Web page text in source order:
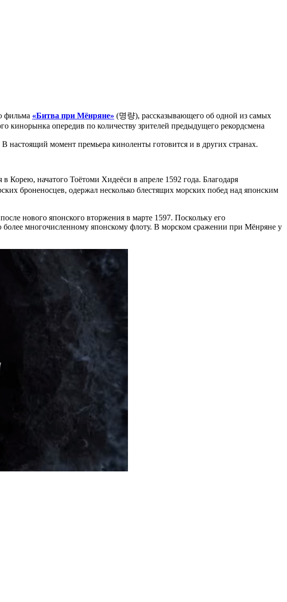
фильма «Битва при Мёнряне» (명량), рассказывающего об одной из самых
кинорынка опередив по количеству зрителей предыдущего рекордсмена
момент премьера киноленты готовится и в других странах.
начатого Тоётоми Хидеёси в апреле 1592 года. Благодаря
броненосцев, одержал несколько блестящих морских побед над японским
нового японского вторжения в марте 1597. Поскольку его
многочисленному японскому флоту. В морском сражении при Мёнряне у